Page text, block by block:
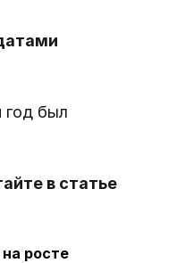
год был
в статье
росте